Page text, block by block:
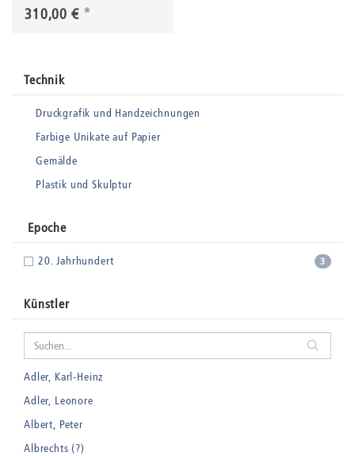
310,00 € *
Technik
Druckgrafik und Handzeichnungen
Farbige Unikate auf Papier
Gemälde
Plastik und Skulptur
Epoche
3
20. Jahrhundert
Künstler
Adler, Karl-Heinz
Adler, Leonore
Albert, Peter
Albrechts (?)